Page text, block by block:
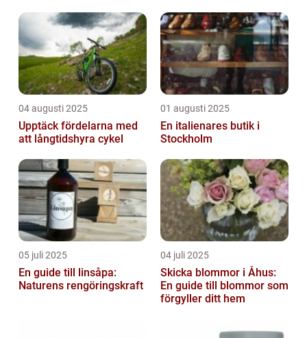
04 augusti 2025
Upptäck fördelarna med
att långtidshyra cykel
01 augusti 2025
En italienares butik i
Stockholm
05 juli 2025
En guide till linsåpa:
Naturens rengöringskraft
04 juli 2025
Skicka blommor i Åhus:
En guide till blommor som
förgyller ditt hem